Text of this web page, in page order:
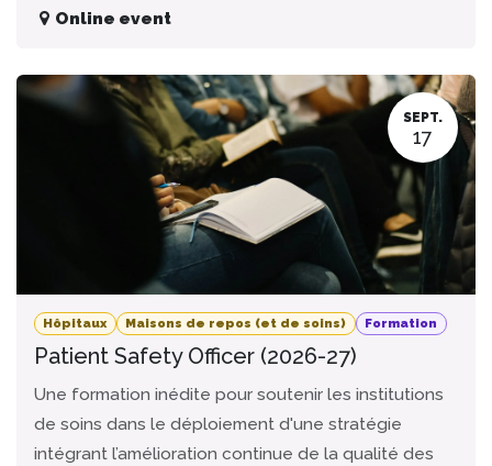
Online event
SEPT.
17
Hôpitaux Maisons de repos (et de soins) Formation
Patient Safety Officer (2026-27)
Une formation inédite pour soutenir les institutions
de soins dans le déploiement d'une stratégie
intégrant l’amélioration continue de la qualité des